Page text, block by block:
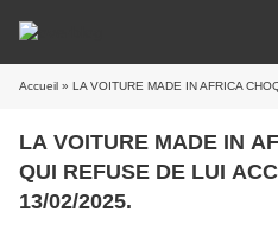
Accueil » LA VOITURE MADE IN AFRICA CHOQUE TRUMP
LA VOITURE MADE IN
QUI REFUSE DE LUI
13/02/2025.